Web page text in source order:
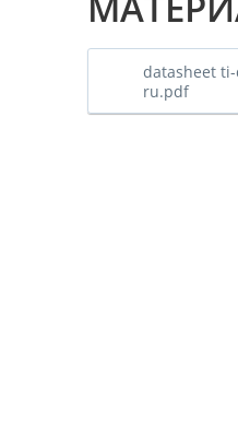
datasheet
ru.pdf